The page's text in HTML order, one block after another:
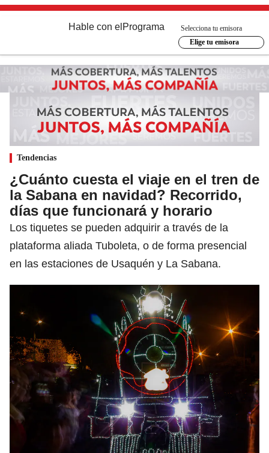
Hable con el Programa
Selecciona tu emisora
Elige tu emisora
Tendencias
¿Cuánto cuesta el viaje en el tren de
la Sabana en navidad? Recorrido,
días que funcionará y horario
Los tiquetes se pueden adquirir a través de la
plataforma aliada Tuboleta, o de forma presencial
en las estaciones de Usaquén y La Sabana.